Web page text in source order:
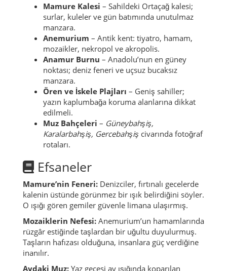
Mamure Kalesi – Sahildeki Ortaçağ kalesi;
surlar, kuleler ve gün batımında unutulmaz
manzara.
Anemurium – Antik kent: tiyatro, hamam,
mozaikler, nekropol ve akropolis.
Anamur Burnu – Anadolu’nun en güney
noktası; deniz feneri ve uçsuz bucaksız
manzara.
Ören ve İskele Plajları – Geniş sahiller;
yazın kaplumbağa koruma alanlarına dikkat
edilmeli.
Muz Bahçeleri – Güneybahşiş,
Karalarbahşiş, Gercebahşiş civarında fotoğraf
rotaları.
Efsaneler
Mamure’nin Feneri: Denizciler, fırtınalı gecelerde
kalenin üstünde görünmez bir ışık belirdiğini söyler.
O ışığı gören gemiler güvenle limana ulaşırmış.
Mozaiklerin Nefesi: Anemurium’un hamamlarında
rüzgâr estiğinde taşlardan bir uğultu duyulurmuş.
Taşların hafızası olduğuna, insanlara güç verdiğine
inanılır.
Aydaki Muz: Yaz gecesi ay ışığında koparılan